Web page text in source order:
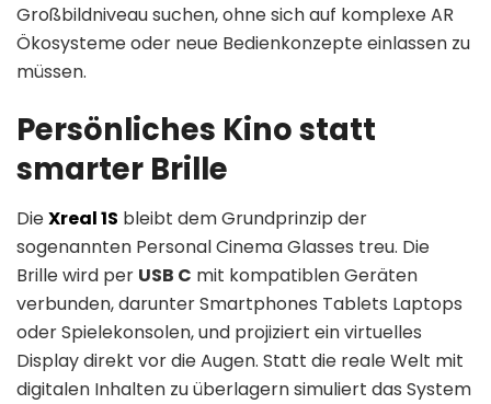
Großbildniveau suchen, ohne sich auf komplexe AR
Ökosysteme oder neue Bedienkonzepte einlassen zu
müssen.
Persönliches Kino statt
smarter Brille
DieXreal 1S bleibt dem Grundprinzip der
sogenannten Personal Cinema Glasses treu. Die
Brille wird per USB C mit kompatiblen Geräten
verbunden, darunter Smartphones Tablets Laptops
oder Spielekonsolen, und projiziert ein virtuelles
Display direkt vor die Augen. Statt die reale Welt mit
digitalen Inhalten zu überlagern simuliert das System